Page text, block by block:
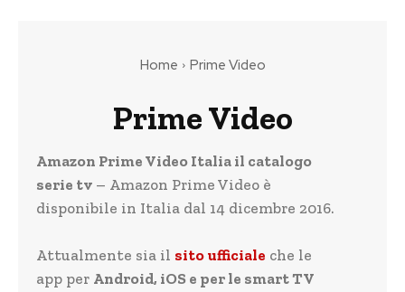
Home Prime Video
Prime Video
Amazon Prime Video Italia il catalogo
serie tv – Amazon Prime Video è
disponibile in Italia dal 14 dicembre 2016.
Attualmente sia il sito ufficiale che le
app per Android, iOS e per le smart TV